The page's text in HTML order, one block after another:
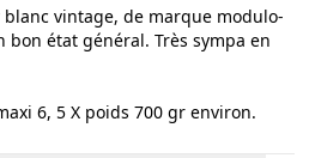
vintage, de marque modulo-
bon état général. Très sympa en
6, 5 X poids 700 gr environ.